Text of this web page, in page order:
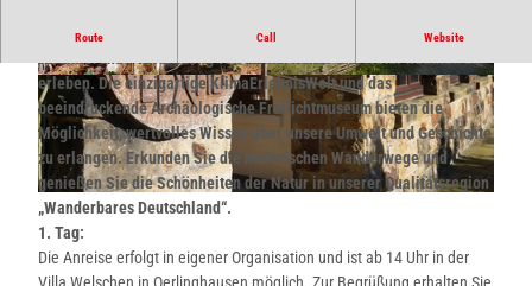
© Copyyright Grzegorz Litynski | CC-BY-NC-SA
O
e
r
l
i
n
g
h
© CC-BY-SA
Route Call Website
Erleben Sie ein Wochenende in Oerlinghausen , um die
erleben. Die einzigartige KlimaErlebnisWelt und das
beeindruckende Archäologische Freilichtmuseum bieten die
Möglichkeit, wertvolles Wissen über unsere Umwelt und Geschichte
zu erlangen. Erkunden Sie die malerischen Wanderwege und
genießen Sie die Schönheiten der Natur in unserer Qualitätsregion
„Wanderbares Deutschland“.
1. Tag:
Die Anreise erfolgt in eigener Organisation und ist ab 14 Uhr in der